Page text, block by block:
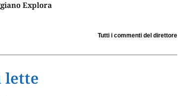
Explora
Tutti i commenti del direttore
lette